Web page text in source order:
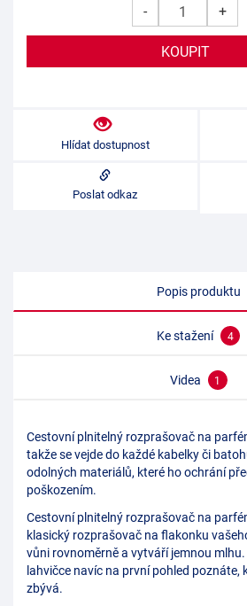
- +
Hlídat dostupnost
Poslat odkaz
Popis produktu
Ke stažení 4
Videa 1
Cestovní plnitelný rozprašovač na
takže se vejde do každé kabelky či
odolných materiálů, které ho ochrání
poškozením.
Cestovní plnitelný rozprašovač na
klasický rozprašovač na flakonku
vůni rovnoměrně a vytváří jemnou
lahvičce navíc na první pohled poznáte,
zbývá.